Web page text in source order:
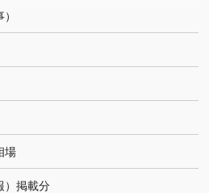
場
）掲載分